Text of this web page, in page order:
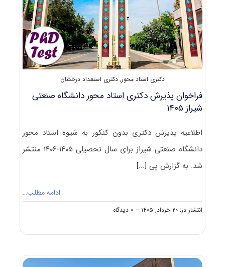
دکتری استاد محور, دکتری استعداد درخشان
فراخوان پذیرش دکتری استاد محور دانشگاه صنعتی
شیراز ۱۴۰۵
اطلاعیه پذیرش دکتری بدون کنکور به شیوه استاد محور
دانشگاه صنعتی شیراز برای سال تحصیلی ۱۴۰۵-۱۴۰۶ منتشر
شد. به گزارش پی[...]
ادامه مطلب…
انتشار در: ۲۰ خرداد, ۱۴۰۵ -- ۰ دیدگاه
on
فراخوان
دکتری
محور